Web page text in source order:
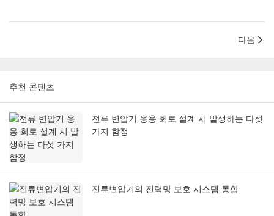
다음
추천 콘텐츠
전류 변압기 응용 회로 설계 시 발생하는 다섯
가지 함정
전류변압기의 전력망 보호 시스템 통합